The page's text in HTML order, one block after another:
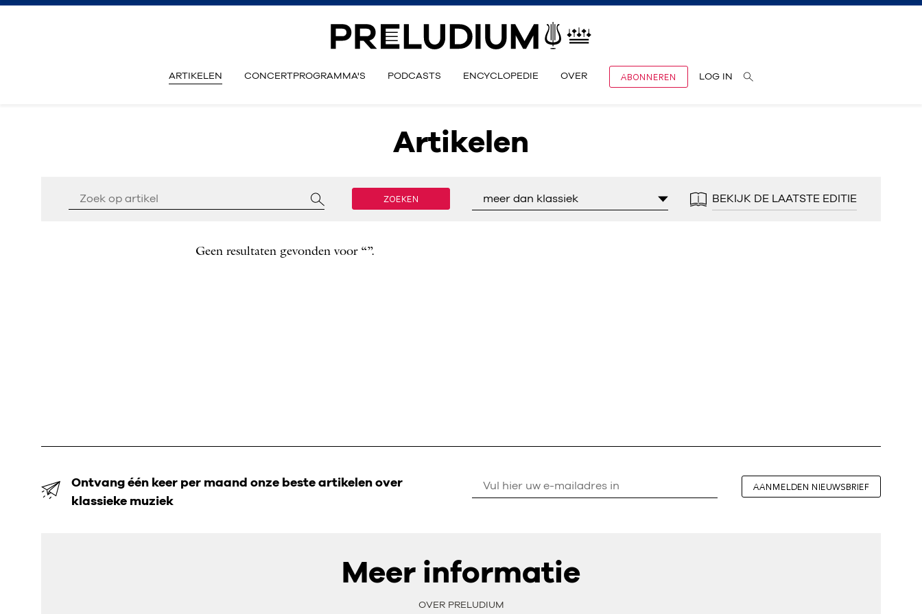
ARTIKELEN CONCERTPROGRAMMA'S PODCASTS ENCYCLOPEDIE OVER ABONNEREN LOG IN
Artikelen
ZOEKEN meer dan klassiek BEKIJK DE LAATSTE EDITIE
Geen resultaten gevonden voor “”.
Ontvang één keer per maand onze beste artikelen over
klassieke muziek
AANMELDEN NIEUWSBRIEF
Meer informatie
OVER PRELUDIUM